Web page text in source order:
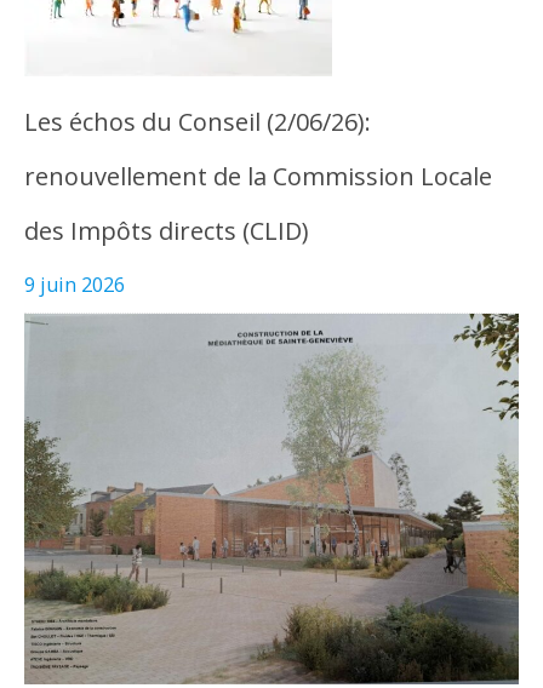
Les échos du Conseil (2/06/26):
renouvellement de la Commission Locale
des Impôts directs (CLID)
9 juin 2026